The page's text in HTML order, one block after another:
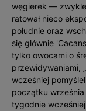
węgierek —
ratował nieco
południe oraz
się głównie
tylko owocami o
przewidywaniami,
wcześniej
początku września
tygodnie